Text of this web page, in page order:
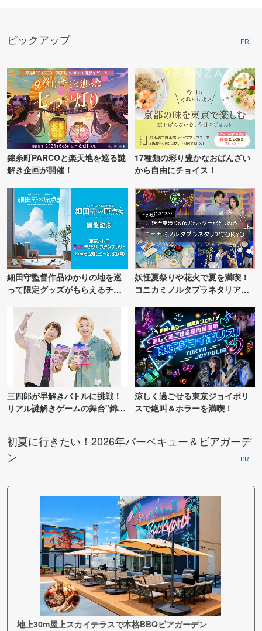
ピックアップ PR
錦糸町PARCOと楽天地を巡る謎
解き企画が開催！
17種類の彩り豊かなおばんざい
から自由にチョイス！
細田守監督作品ゆかりの地を巡
って限定グッズがもらえるチャ
妖怪夏祭りや花火で夏を満喫！
コニカミノルタプラネタリア
三四郎が早解きバトルに挑戦！
リアル謎解きゲームの舞台"錦糸
涼しく過ごせる東京ジョイポリ
スで絶叫＆ホラーを満喫！
初夏に行きたい！2026年バーベキュー＆ビアガーデ
ン
PR
地上30m屋上スカイテラスで本格BBQビアガーデン